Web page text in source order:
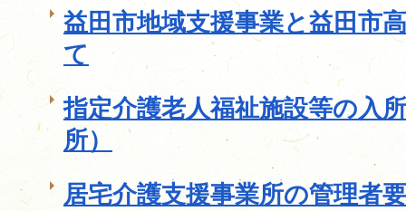
益田市地域支援事業と益田市
て
指定介護老人福祉施設等の入
所）
居宅介護支援事業所の管理者